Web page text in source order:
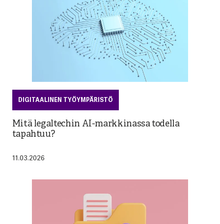
DIGITAALINEN TYÖYMPÄRISTÖ
Mitä legaltechin AI-markkinassa todella
tapahtuu?
11.03.2026